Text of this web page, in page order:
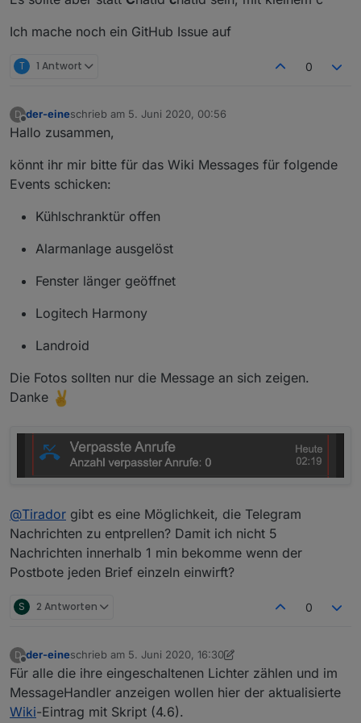
Ich mache noch ein GitHub Issue auf
T 1 Antwort 0
D
Offline
der-eineschrieb am 5. Juni 2020, 00:56
zuletzt editiert von
Hallo zusammen,
könnt ihr mir bitte für das Wiki Messages für folgende
Events schicken:
Kühlschranktür offen
Alarmanlage ausgelöst
Fenster länger geöffnet
Logitech Harmony
Landroid
Die Fotos sollten nur die Message an sich zeigen.
Danke
@Tirador gibt es eine Möglichkeit, die Telegram
Nachrichten zu entprellen? Damit ich nicht 5
Nachrichten innerhalb 1 min bekomme wenn der
Postbote jeden Brief einzeln einwirft?
S 2 Antworten 0
D
Offline
der-eineschrieb am 5. Juni 2020, 16:30
zuletzt editiert von der-eine6. Mai 2020, 18:31
Für alle die ihre eingeschaltenen Lichter zählen und im
MessageHandler anzeigen wollen hier der aktualisierte
Wiki-Eintrag mit Skript (4.6).